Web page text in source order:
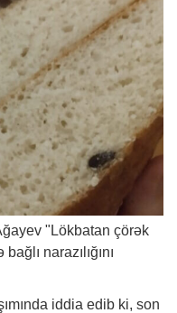
"Lökbatan çörək
narazılığını
iddia edib ki, son